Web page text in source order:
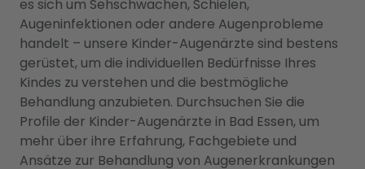
es sich um Sehschwächen, Schielen,
Augeninfektionen oder andere Augenprobleme
handelt – unsere Kinder-Augenärzte sind bestens
gerüstet, um die individuellen Bedürfnisse Ihres
Kindes zu verstehen und die bestmögliche
Behandlung anzubieten. Durchsuchen Sie die
Profile der Kinder-Augenärzte in Bad Essen, um
mehr über ihre Erfahrung, Fachgebiete und
Ansätze zur Behandlung von Augenerkrankungen